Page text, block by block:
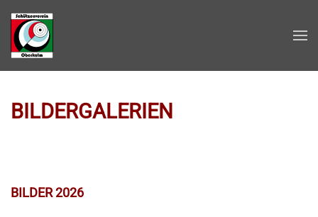
Zum Hauptinhalt springen
BILDERGALERIEN
BILDER 2026